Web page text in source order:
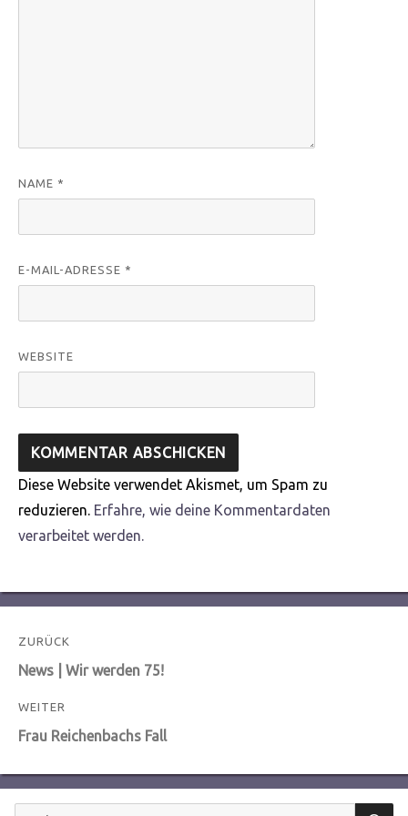
NAME *
E-MAIL-ADRESSE *
WEBSITE
Diese Website verwendet Akismet, um Spam zu
reduzieren. Erfahre, wie deine Kommentardaten
verarbeitet werden.
Beitragsnavigation
ZURÜCK
Vorheriger
News | Wir werden 75!
WEITER
Nächster
Frau Reichenbachs Fall